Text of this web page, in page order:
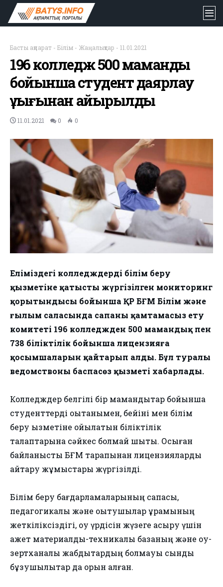
Басты ақпарат - Білім - Жаңалықтар - 11.01.2021
196 колледж 500 мамандық
бойынша студент даярлау
құқығынан айырылды
11.01.2021 0 0
Еліміздегі колледждердің білім беру
қызметіне қатысты жүргізілген мониторинг
қорытындысы бойынша ҚР БҒМ Білім және
ғылым саласында сапаны қамтамасыз ету
комитеті 196 колледжден 500 мамандық пен
738 біліктілік бойынша лицензияға
қосымшаларын қайтарып алды. Бұл туралы
ведомствоның баспасөз қызметі хабарлады.
Колледждер белгілі бір мамандықтар бойынша
студенттерді оқытқанымен, бейіні мен білім
беру қызметіне қойылатын біліктілік
талаптарына сәйкес болмай шықты. Осыған
байланысты БҒМ тарапынан лицензияларды
қайтару жұмыстары жүргізілді.
Білім беру бағдарламаларының сапасы,
педагогикалық және оқытушылар құрамының
жеткіліксіздігі, оқу үрдісін жүзеге асыру үшін
қажет материалдық-техникалық базаның және оқу-
зертханалық жабдықтардың болмауы сынды
бұзушылықтар да орын алған.